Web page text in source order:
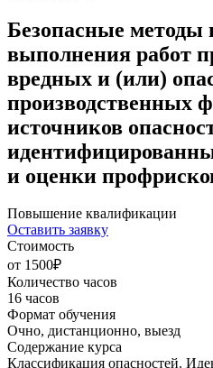
Безопасные
выполнения работ
вредных и (или)
производственных
источников
и оценки
Повышение квалификации
Оставить заявку
Стоимость
от 1500₽
Количество часов
16 часов
Формат обучения
Очно, дистанционно, выезд
Содержание курса
Классификация опасностей.